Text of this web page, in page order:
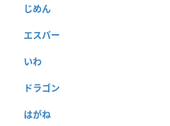
じめん
エスパー
いわ
ドラゴン
はがね